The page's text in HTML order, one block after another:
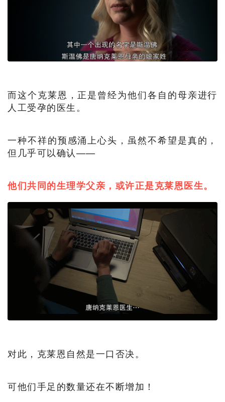
而这个克莱恩，正是曾经为他们各自的母亲进行
人工受孕的医生。
一种不祥的预感涌上心头，虽然不希望是真的，
但几乎可以确认——
他们共同的生理学父亲，或许正是克莱恩医生。
对此，克莱恩自然是一口否决。
可他们手足的数量还在不断增加！